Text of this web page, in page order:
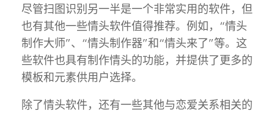
尽管扫图识别另一半是一个非常实用的软件，但
也有其他一些情头软件值得推荐。例如，“情头
制作大师”、“情头制作器”和“情头来了”等。这
些软件也具有制作情头的功能，并提供了更多的
模板和元素供用户选择。
除了情头软件，还有一些其他与恋爱关系相关的